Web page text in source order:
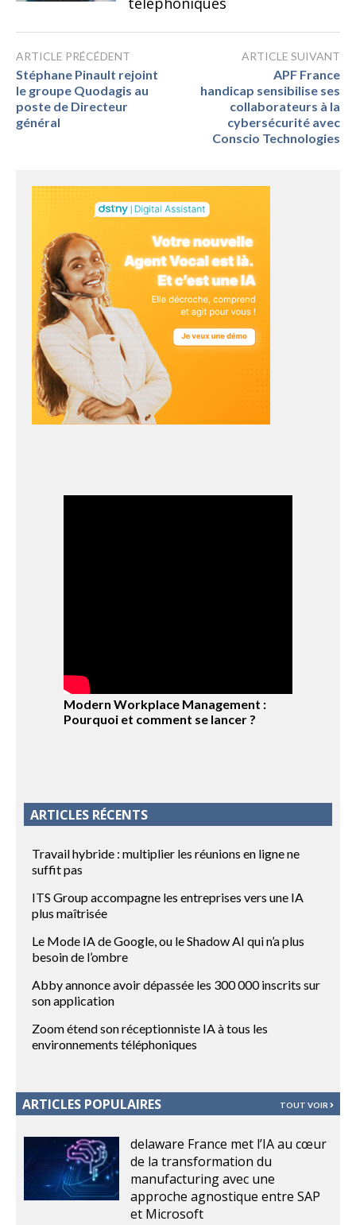
ARTICLE PRÉCÉDENT
Stéphane Pinault rejoint
le groupe Quodagis au
poste de Directeur
général
ARTICLE SUIVANT
APF France
handicap sensibilise ses
collaborateurs à la
cybersécurité avec
Conscio Technologies
Modern Workplace Management :
Pourquoi et comment se lancer ?
ARTICLES RÉCENTS
Travail hybride : multiplier les réunions en ligne ne
suffit pas
ITS Group accompagne les entreprises vers une IA
plus maîtrisée
Le Mode IA de Google, ou le Shadow AI qui n’a plus
besoin de l’ombre
Abby annonce avoir dépassée les 300 000 inscrits sur
son application
Zoom étend son réceptionniste IA à tous les
environnements téléphoniques
ARTICLES POPULAIRES TOUT VOIR
delaware France met l’IA au cœur
de la transformation du
manufacturing avec une
approche agnostique entre SAP
et Microsoft